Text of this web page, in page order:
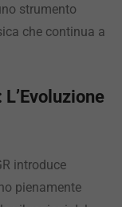
strumento
che continua a
introduce
pienamente